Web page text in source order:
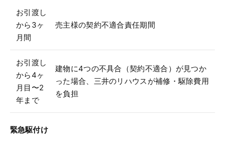
お引渡し
から3ヶ
月間
売主様の契約不適合責任期間
お引渡し
から4ヶ
月目〜2
年まで
建物に4つの不具合（契約不適合）が見つか
った場合、三井のリハウスが補修・駆除費用
を負担
緊急駆付け